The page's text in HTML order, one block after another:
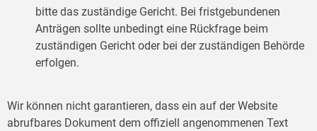
bitte das zuständige Gericht. Bei fristgebundenen
Anträgen sollte unbedingt eine Rückfrage beim
zuständigen Gericht oder bei der zuständigen Behörde
erfolgen.
Wir können nicht garantieren, dass ein auf der Website
abrufbares Dokument dem offiziell angenommenen Text